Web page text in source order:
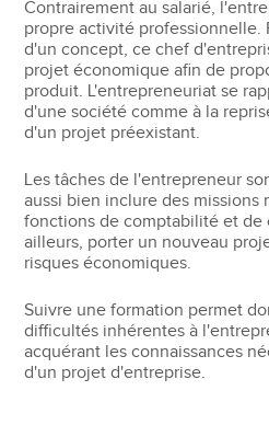
Contrairement au salarié,
propre activité professionnelle.
d'un concept, ce chef
projet économique afin de
produit. L'entrepreneuriat se
d'une société comme à la
d'un projet préexistant.
Les tâches de l'entrepreneur
aussi bien inclure des missions
fonctions de comptabilité et de
ailleurs, porter un nouveau
risques économiques.
Suivre une formation permet
difficultés inhérentes à
acquérant les connaissances
d'un projet d'entreprise.